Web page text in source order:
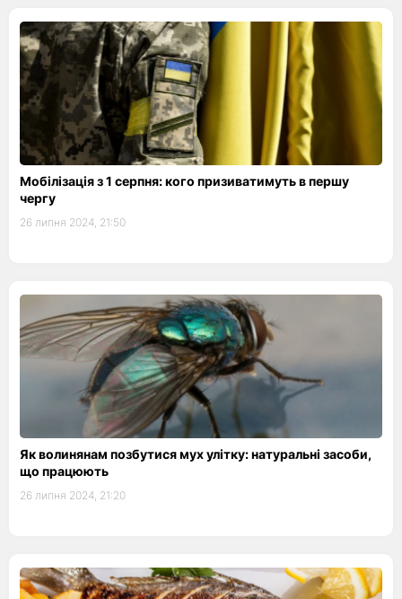
Мобілізація з 1 серпня: кого призиватимуть в першу
чергу
26 липня 2024, 21:50
Як волинянам позбутися мух улітку: натуральні засоби,
що працюють
26 липня 2024, 21:20